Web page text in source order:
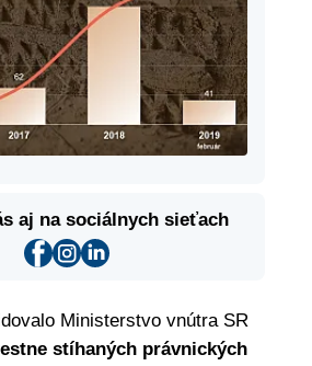
aj na sociálnych sieťach
Ministerstvo vnútra SR
stíhaných právnických